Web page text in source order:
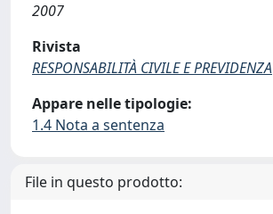
2007
Rivista
RESPONSABILITÀ CIVILE E PREVIDENZA
Appare nelle tipologie:
1.4 Nota a sentenza
File in questo prodotto: